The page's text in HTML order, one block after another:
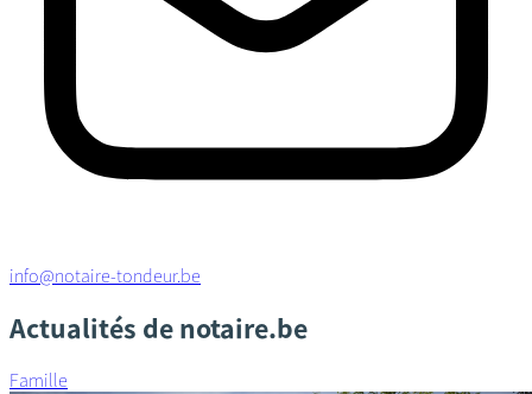
info@notaire-tondeur.be
Actualités de notaire.be
Famille